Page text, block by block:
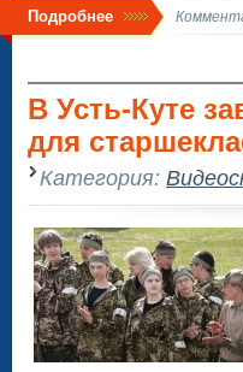
Подробнее
В Усть-Куте
для
Категория: